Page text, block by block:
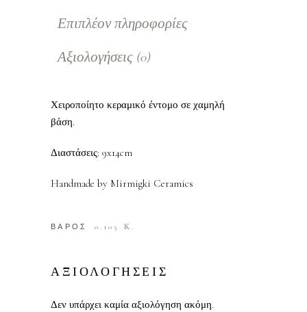
Επιπλέον πληροφορίες
Αξιολογήσεις (0)
Χειροποίητο κεραμικό έντομο σε χαμηλή
βάση.
Διαστάσεις: 9x14cm
Handmade by Mirmigki Ceramics
ΒΑΡΟΣ 0.105 Κ.
ΑΞΙΟΛΟΓΗΣΕΙΣ
Δεν υπάρχει καμία αξιολόγηση ακόμη.